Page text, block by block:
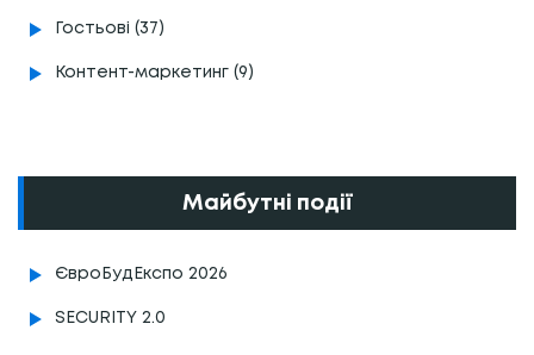
Гостьові (37)
Контент-маркетинг (9)
Майбутні події
ЄвроБудЕкспо 2026
SECURITY 2.0